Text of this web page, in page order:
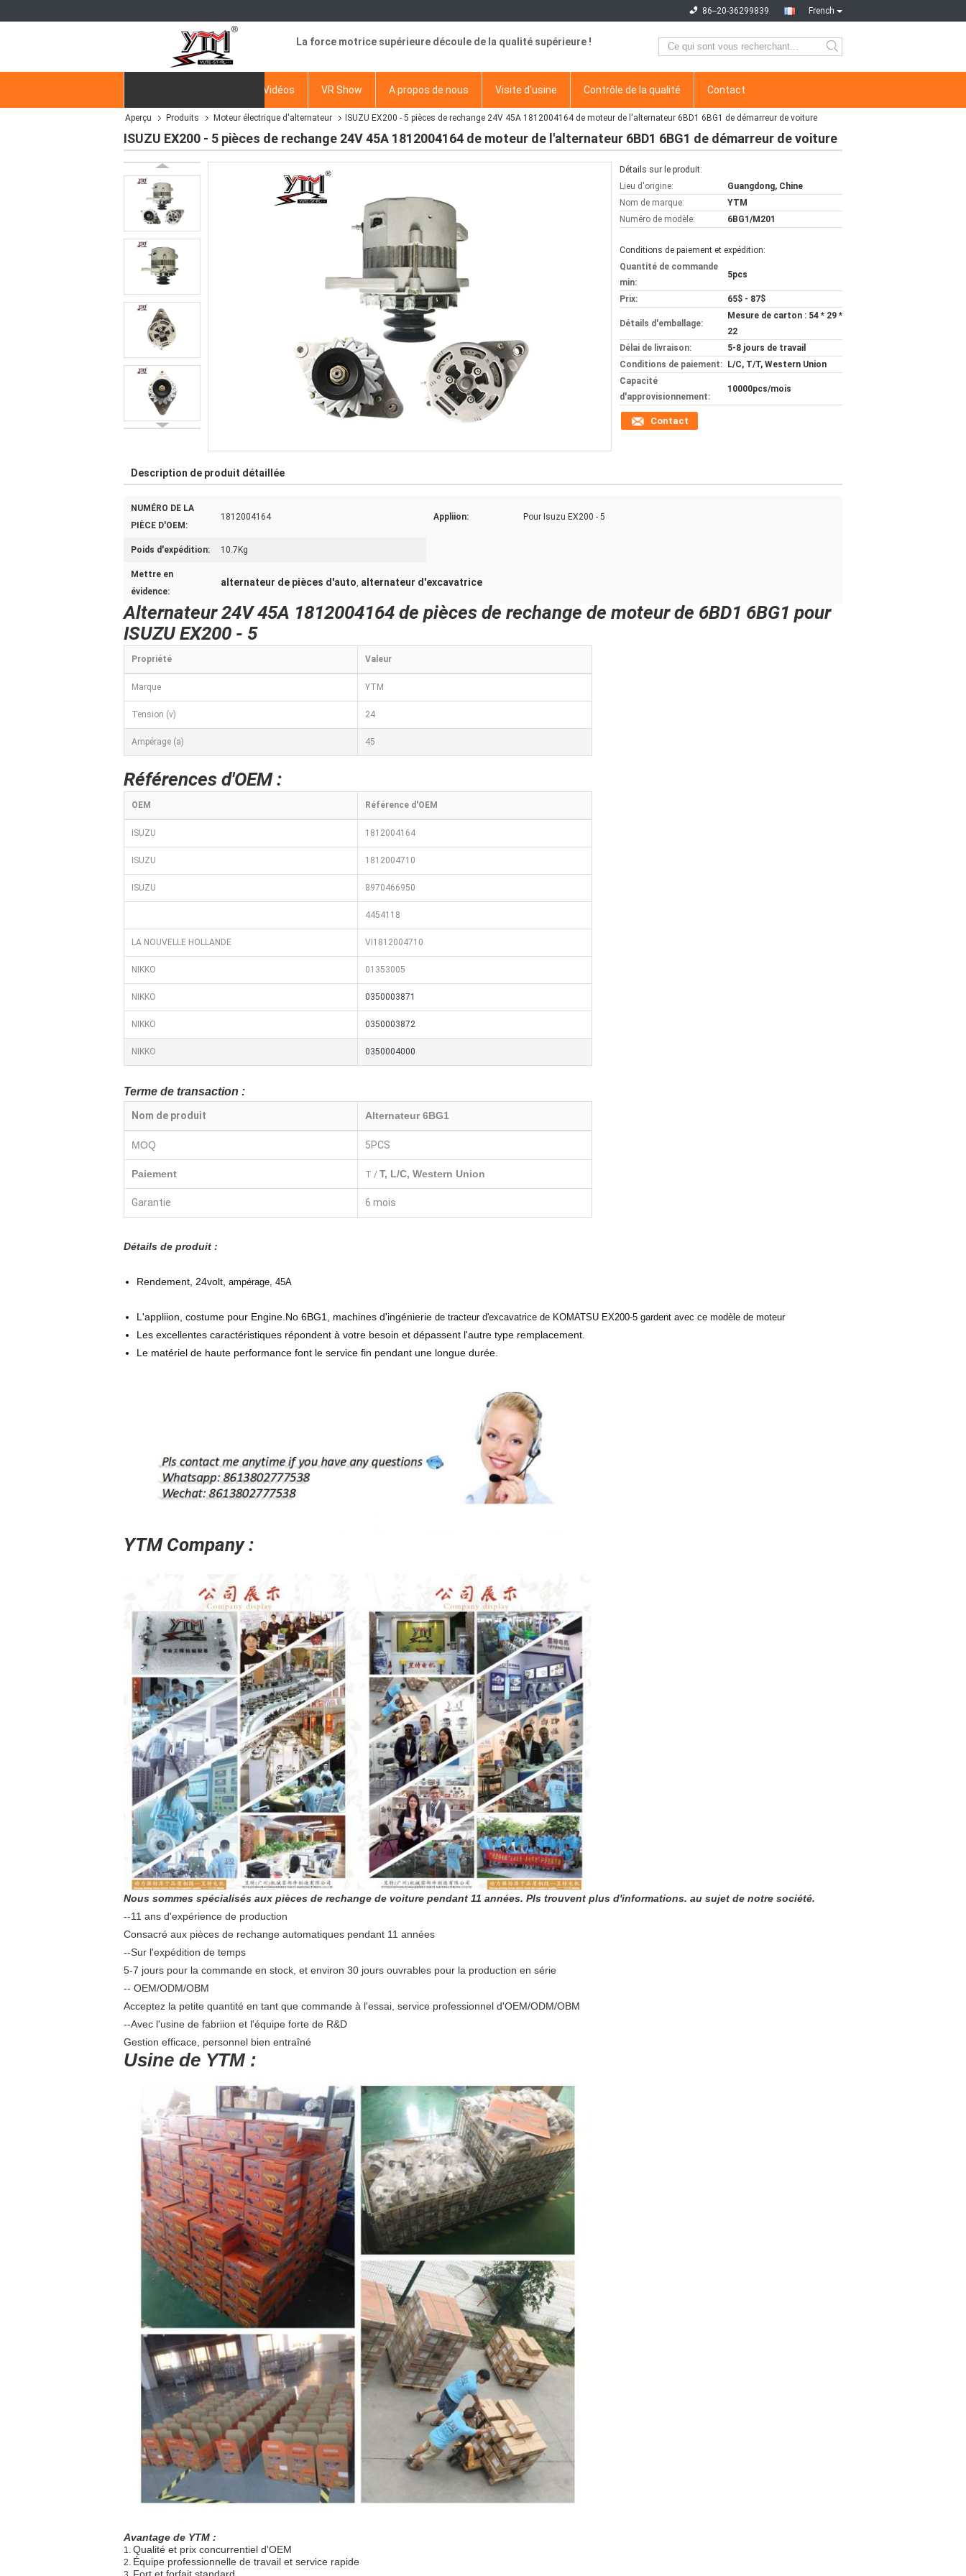
French
86--20-36299839
La force motrice supérieure découle de la qualité supérieure !
Vidéos VR Show A propos de nous Visite d'usine Contrôle de la qualité Contact
Demande de soumission
Aperçu Produits Moteur électrique d'alternateur ISUZU EX200 - 5 pièces de rechange 24V 45A 1812004164 de moteur de l'alternateur 6BD1 6BG1 de démarreur de voiture
ISUZU EX200 - 5 pièces de rechange 24V 45A 1812004164 de moteur de l'alternateur 6BD1 6BG1 de démarreur de voiture
Détails sur le produit:
Lieu d'origine:
Guangdong, Chine
Nom de marque:
YTM
Numéro de modèle:
6BG1/M201
Conditions de paiement et expédition:
Quantité de commande
min:
5pcs
Prix: 65$ - 87$
Détails d'emballage:
Mesure de carton : 54 * 29 *
22
Délai de livraison:
5-8 jours de travail
Conditions de paiement:
L/C, T/T, Western Union
Capacité
d'approvisionnement:
10000pcs/mois
Contact
Description de produit détaillée
NUMÉRO DE LA
PIÈCE D'OEM:
1812004164 Appliion: Pour Isuzu EX200 - 5
Poids d'expédition: 10.7Kg
Mettre en
évidence:
alternateur de pièces d'auto, alternateur d'excavatrice
Alternateur 24V 45A 1812004164 de pièces de rechange de moteur de 6BD1 6BG1 pour
ISUZU EX200 - 5
Propriété Valeur
Marque YTM
Tension (v) 24
Ampérage (a) 45
Références d'OEM :
OEM Référence d'OEM
ISUZU 1812004164
ISUZU 1812004710
ISUZU 8970466950
4454118
LA NOUVELLE HOLLANDE VI1812004710
NIKKO 01353005
NIKKO 0350003871
NIKKO 0350003872
NIKKO 0350004000
Terme de transaction :
Nom de produit Alternateur 6BG1
MOQ 5PCS
Paiement T / T, L/C, Western Union
Garantie 6 mois
Détails de produit :
Rendement, 24volt, ampérage, 45A
L'appliion, costume pour Engine.No 6BG1, machines d'ingénierie de tracteur d'excavatrice de KOMATSU EX200-5 gardent avec ce modèle de moteur
Les excellentes caractéristiques répondent à votre besoin et dépassent l'autre type remplacement.
Le matériel de haute performance font le service fin pendant une longue durée.
YTM Company :
Nous sommes spécialisés aux pièces de rechange de voiture pendant 11 années. Pls trouvent plus d'informations. au sujet de notre société.
--11 ans d'expérience de production
Consacré aux pièces de rechange automatiques pendant 11 années
--Sur l'expédition de temps
5-7 jours pour la commande en stock, et environ 30 jours ouvrables pour la production en série
-- OEM/ODM/OBM
Acceptez la petite quantité en tant que commande à l'essai, service professionnel d'OEM/ODM/OBM
--Avec l'usine de fabriion et l'équipe forte de R&D
Gestion efficace, personnel bien entraîné
Usine de YTM :
Avantage de YTM :
1. Qualité et prix concurrentiel d'OEM
2. Équipe professionnelle de travail et service rapide